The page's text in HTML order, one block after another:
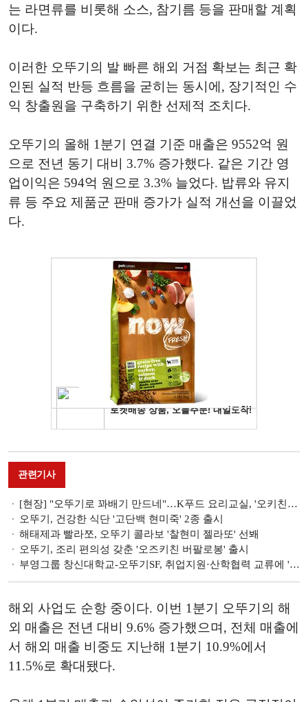
는 라면류를 비롯해 소스, 참기름 등을 판매할 계획
이다.
이러한 오뚜기의 발 빠른 해외 거점 확보는 최근 확
인된 실적 반등 흐름을 굳히는 동시에, 장기적인 수
익 창출원을 구축하기 위한 선제적 조치다.
오뚜기의 올해 1분기 연결 기준 매출은 9552억 원
으로 전년 동기 대비 3.7% 증가했다. 같은 기간 영
업이익은 594억 원으로 3.3% 늘었다. 밥류와 유지
류 등 주요 제품군 판매 증가가 실적 개선을 이끌었
다.
관련기사
[현장] "오뚜기로 꽈배기 만드네"…K푸드 요리교실, '오키친 스튜디오' 가보니
오뚜기, 건강한 식단 '고단백 현미죽' 2종 출시
해태제과 빨라쪼, 오뚜기 콜라보 '찰현미 젤라또' 선봬
오뚜기, 조리 편의성 갖춘 '오즈키친 버팔로봉' 출시
부영그룹 창신대학교-오뚜기SF, 취업지원·산학협력 교류에 '맞손'
해외 사업도 순항 중이다. 이번 1분기 오뚜기의 해
외 매출은 전년 대비 9.6% 증가했으며, 전체 매출에
서 해외 매출 비중도 지난해 1분기 10.9%에서
11.5%로 확대됐다.